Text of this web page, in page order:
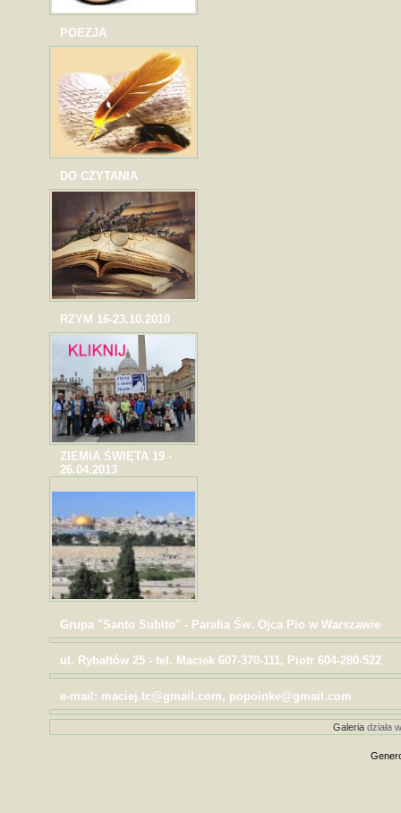
POEZJA
DO CZYTANIA
RZYM 16-23.10.2010
ZIEMIA ŚWIĘTA 19 -
26.04.2013
Grupa "Santo Subito" - Parafia Św. Ojca Pio w Warszawie
ul. Rybałtów 25 - tel. Maciek 607-370-111, Piotr 604-280-522
e-mail: maciej.tc@gmail.com, popoinke@gmail.com
Galeriadziała